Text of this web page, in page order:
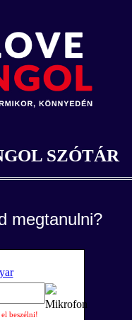
SZÓTÁR
megtanulni?
beszélni!